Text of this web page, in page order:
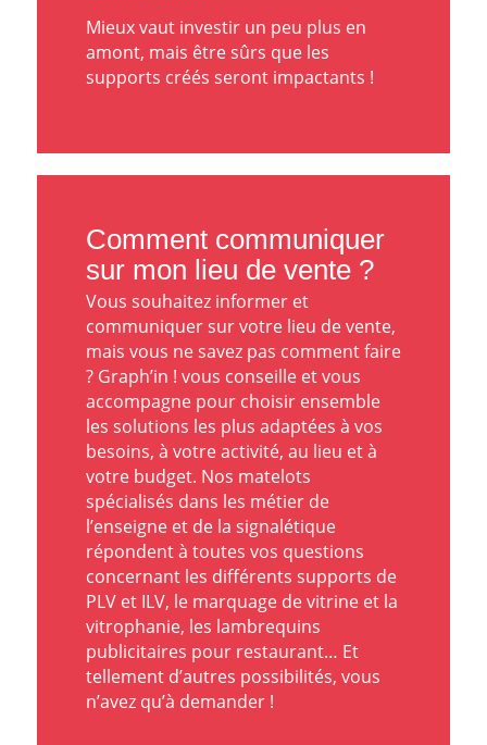
Mieux vaut investir un peu plus en
amont, mais être sûrs que les
supports créés seront impactants !
Comment communiquer
sur mon lieu de vente ?
Vous souhaitez informer et
communiquer sur votre lieu de vente,
mais vous ne savez pas comment faire
? Graph’in ! vous conseille et vous
accompagne pour choisir ensemble
les solutions les plus adaptées à vos
besoins, à votre activité, au lieu et à
votre budget. Nos matelots
spécialisés dans les métier de
l’enseigne et de la signalétique
répondent à toutes vos questions
concernant les différents supports de
PLV et ILV, le marquage de vitrine et la
vitrophanie, les lambrequins
publicitaires pour restaurant… Et
tellement d’autres possibilités, vous
n’avez qu’à demander !